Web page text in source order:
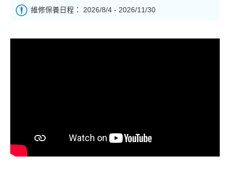
維修保養日程： 2026/8/4 - 2026/11/30